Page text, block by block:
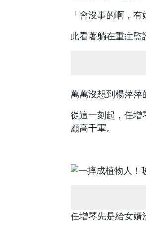
「會沒事的啊，
此看著躺在重症監
萬萬沒想到楊萍萍
從這一刻起，任增
顧高千軍。
任增琴先是給女婿